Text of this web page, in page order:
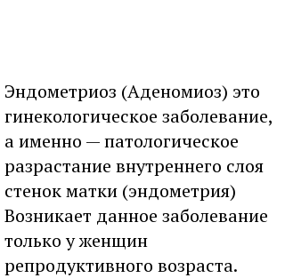
Эндометриоз (Аденомиоз) это
гинекологическое заболевание,
а именно — патологическое
разрастание внутреннего слоя
стенок матки (эндометрия)
Возникает данное заболевание
только у женщин
репродуктивного возраста.